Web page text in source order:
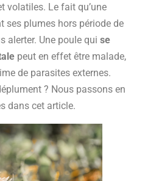
volatiles. Le fait qu’une
ses plumes hors période de
alerter. Une poule qui se
peut en effet être malade,
de parasites externes.
? Nous passons en
dans cet article.